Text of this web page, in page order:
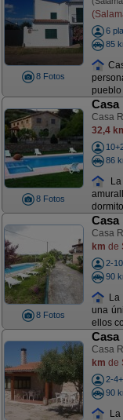
8 Fotos
6
85
8 Fotos
Casa
Casa
32,4
86
8 Fotos
Casa
Casa
km de
2-
90
La
una
ellos
Casa
Casa
km de
2-
90